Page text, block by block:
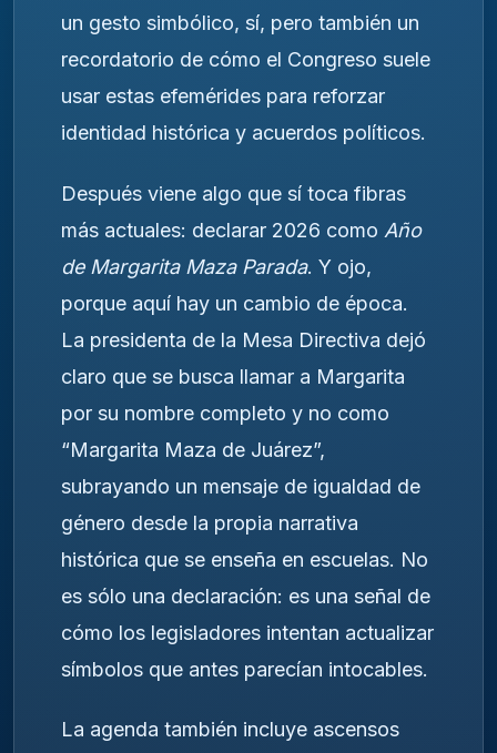
un gesto simbólico, sí, pero también un
recordatorio de cómo el Congreso suele
usar estas efemérides para reforzar
identidad histórica y acuerdos políticos.
Después viene algo que sí toca fibras
más actuales: declarar 2026 como Año
de Margarita Maza Parada. Y ojo,
porque aquí hay un cambio de época.
La presidenta de la Mesa Directiva dejó
claro que se busca llamar a Margarita
por su nombre completo y no como
“Margarita Maza de Juárez”,
subrayando un mensaje de igualdad de
género desde la propia narrativa
histórica que se enseña en escuelas. No
es sólo una declaración: es una señal de
cómo los legisladores intentan actualizar
símbolos que antes parecían intocables.
La agenda también incluye ascensos